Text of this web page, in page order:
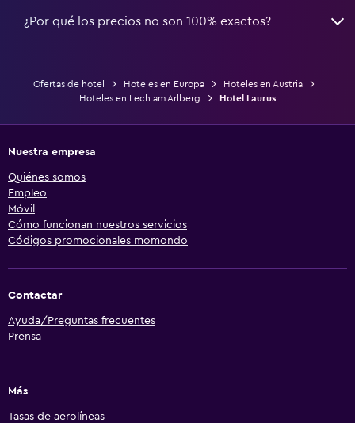
¿Por qué los precios no son 100% exactos?
Ofertas de hotel Hoteles en Europa
Hoteles en Austria
Hoteles en Lech am Arlberg
Hotel Laurus
Nuestra empresa
Quiénes somos
Empleo
Móvil
Cómo funcionan nuestros servicios
Códigos promocionales momondo
Contactar
Ayuda/Preguntas frecuentes
Prensa
Más
Tasas de aerolíneas